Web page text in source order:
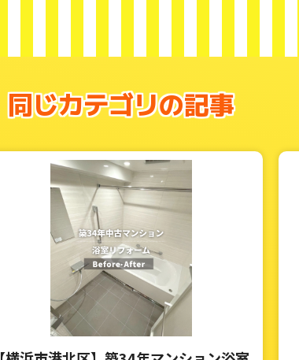
同じカテゴリの記事